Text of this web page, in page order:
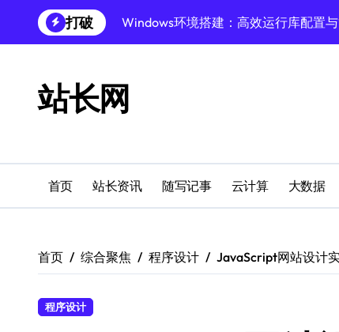
到
打破
Windows环境搭建：高效运行库配置
跨界融合下站长云安全防护新策略
Windows多媒体开发环境搭建与运行库
Windows云环境高效搭建：运行库与
机器学习赋能站长：技术跨界新视界
服务器跨界融合：技术前瞻新风口
站长网
首页 站长资讯 随写记事 云计算 大数据
首页 综合聚焦 程序设计 JavaScript网站设计
程序设计